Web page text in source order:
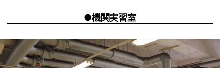
●機関実習室